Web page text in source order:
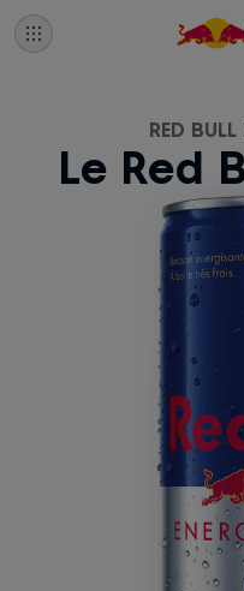
RED BULL
Le Red